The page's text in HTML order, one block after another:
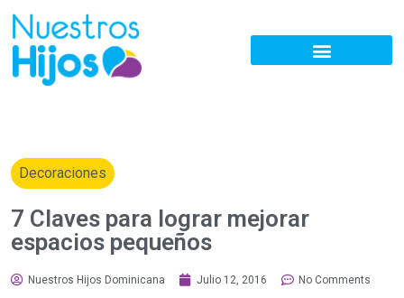
Decoraciones
7 Claves para lograr mejorar
espacios pequeños
Nuestros Hijos Dominicana Julio 12, 2016 No Comments